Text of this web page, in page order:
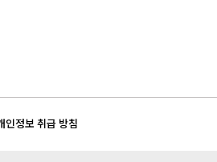
인정보 취급 방침